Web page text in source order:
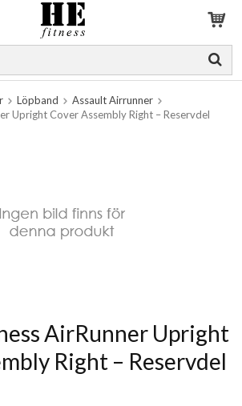
Löpband
Assault Airrunner
Upright Cover Assembly Right – Reservdel
AirRunner Upright
Right – Reservdel